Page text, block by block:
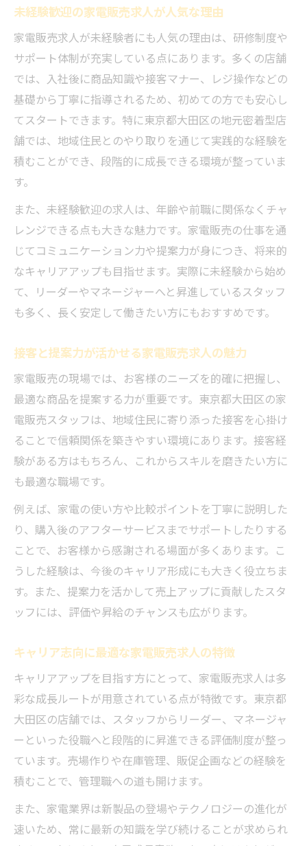
スキルアップを目指す家電販売求人の選び方
家電販売求人でキャリアアップを実現する
方法
資格取得を支援する家電販売求人の魅力
スキルアップが叶う家電販売求人の探し方
家電販売求人で評価される経験と能力
将来性ある家電販売求人の選定ポイント
仕事内容や年収で見る家電販売スタッフの実態
家電販売求人の年収水準と昇給チャンス
正社員とバイトの家電販売求人の違い
家電販売求人で知るべき給与と待遇の実態
家電販売求人で働くスタッフの一日をご紹
介
家電販売求人でキャリア形成を始める秘訣
家電販売求人を活かした長期的な成長戦略
家電販売求人で評価される仕事の進め方
家電販売求人で失敗しない面接対策
家電販売求人で理想のキャリアへ近づく方
法
未経験歓迎の家電販売求人が人気な理由
家電販売求人が未経験者にも人気の理由は、研修制度や
サポート体制が充実している点にあります。多くの店舗
では、入社後に商品知識や接客マナー、レジ操作などの
基礎から丁寧に指導されるため、初めての方でも安心し
てスタートできます。特に東京都大田区の地元密着型店
舗では、地域住民とのやり取りを通じて実践的な経験を
積むことができ、段階的に成長できる環境が整っていま
す。
また、未経験歓迎の求人は、年齢や前職に関係なくチャ
レンジできる点も大きな魅力です。家電販売の仕事を通
じてコミュニケーション力や提案力が身につき、将来的
なキャリアアップも目指せます。実際に未経験から始め
て、リーダーやマネージャーへと昇進しているスタッフ
も多く、長く安定して働きたい方にもおすすめです。
接客と提案力が活かせる家電販売求人の魅力
家電販売の現場では、お客様のニーズを的確に把握し、
最適な商品を提案する力が重要です。東京都大田区の家
電販売スタッフは、地域住民に寄り添った接客を心掛け
ることで信頼関係を築きやすい環境にあります。接客経
験がある方はもちろん、これからスキルを磨きたい方に
も最適な職場です。
例えば、家電の使い方や比較ポイントを丁寧に説明した
り、購入後のアフターサービスまでサポートしたりする
ことで、お客様から感謝される場面が多くあります。こ
うした経験は、今後のキャリア形成にも大きく役立ちま
す。また、提案力を活かして売上アップに貢献したスタ
ッフには、評価や昇給のチャンスも広がります。
キャリア志向に最適な家電販売求人の特徴
キャリアアップを目指す方にとって、家電販売求人は多
彩な成長ルートが用意されている点が特徴です。東京都
大田区の店舗では、スタッフからリーダー、マネージャ
ーといった役職へと段階的に昇進できる評価制度が整っ
ています。売場作りや在庫管理、販促企画などの経験を
積むことで、管理職への道も開けます。
また、家電業界は新製品の登場やテクノロジーの進化が
速いため、常に最新の知識を学び続けることが求められ